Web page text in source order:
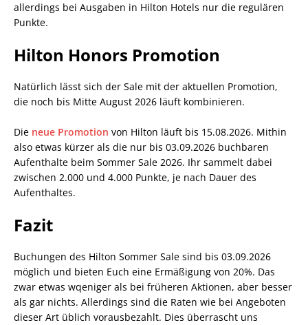
allerdings bei Ausgaben in Hilton Hotels nur die regulären
Punkte.
Hilton Honors Promotion
Natürlich lässt sich der Sale mit der aktuellen Promotion,
die noch bis Mitte August 2026 läuft kombinieren.
Die neue Promotion von Hilton läuft bis 15.08.2026. Mithin
also etwas kürzer als die nur bis 03.09.2026 buchbaren
Aufenthalte beim Sommer Sale 2026. Ihr sammelt dabei
zwischen 2.000 und 4.000 Punkte, je nach Dauer des
Aufenthaltes.
Fazit
Buchungen des Hilton Sommer Sale sind bis 03.09.2026
möglich und bieten Euch eine Ermäßigung von 20%. Das
zwar etwas wqeniger als bei früheren Aktionen, aber besser
als gar nichts. Allerdings sind die Raten wie bei Angeboten
dieser Art üblich vorausbezahlt. Dies überrascht uns